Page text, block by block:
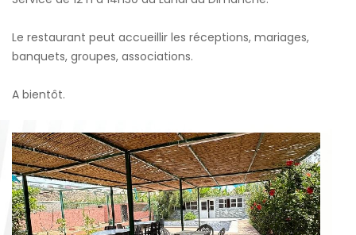
Le restaurant peut accueillir les réceptions, mariages,
banquets, groupes, associations.
A bientôt.